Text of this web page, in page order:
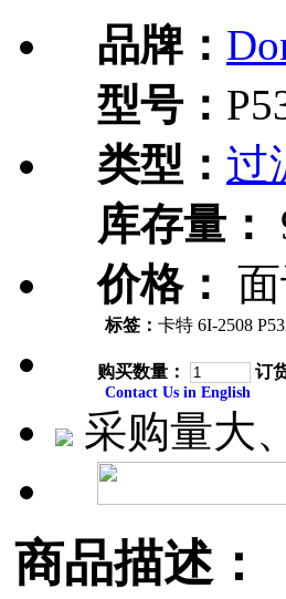
品牌：
型号：
类型： 过
库存量：
价格：
标签： 卡特 6I-2508
购买数量： 订
Contact Us in English
采购量大、
商品描述：